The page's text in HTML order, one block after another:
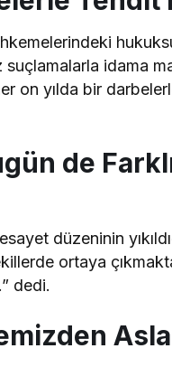
idama
on yılda bir
de
düzeninin
ortaya
dedi.
Asla